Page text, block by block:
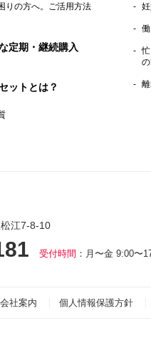
りの方へ。ご活用方法
定期・継続購入
ットとは？
江7-8-10
受付時間 ：月〜金 9:00〜
会社案内 個人情報保護方針